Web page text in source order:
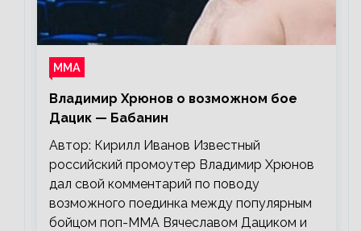
ММА
Владимир Хрюнов о возможном бое
Дацик — Бабанин
Автор: Кирилл Иванов Известный
российский промоутер Владимир Хрюнов
дал свой комментарий по поводу
возможного поединка между популярным
бойцом поп-ММА Вячеславом Дациком и